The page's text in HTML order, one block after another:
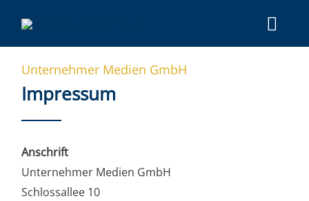
Unter­neh­mer Medi­en GmbH
Impres­sum
Anschrift
Unter­neh­mer Medi­en GmbH
Schloss­al­lee 10